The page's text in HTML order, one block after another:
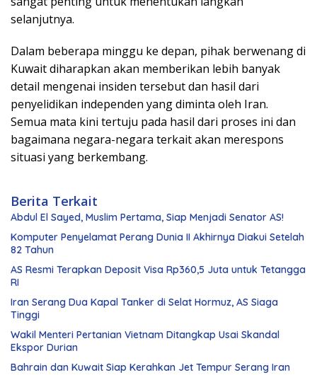
selanjutnya.
Dalam beberapa minggu ke depan, pihak berwenang di
Kuwait diharapkan akan memberikan lebih banyak
detail mengenai insiden tersebut dan hasil dari
penyelidikan independen yang diminta oleh Iran.
Semua mata kini tertuju pada hasil dari proses ini dan
bagaimana negara-negara terkait akan merespons
situasi yang berkembang.
Berita Terkait
Abdul El Sayed, Muslim Pertama, Siap Menjadi Senator AS!
Komputer Penyelamat Perang Dunia II Akhirnya Diakui Setelah
82 Tahun
AS Resmi Terapkan Deposit Visa Rp360,5 Juta untuk Tetangga
RI
Iran Serang Dua Kapal Tanker di Selat Hormuz, AS Siaga
Tinggi
Wakil Menteri Pertanian Vietnam Ditangkap Usai Skandal
Ekspor Durian
Bahrain dan Kuwait Siap Kerahkan Jet Tempur Serang Iran